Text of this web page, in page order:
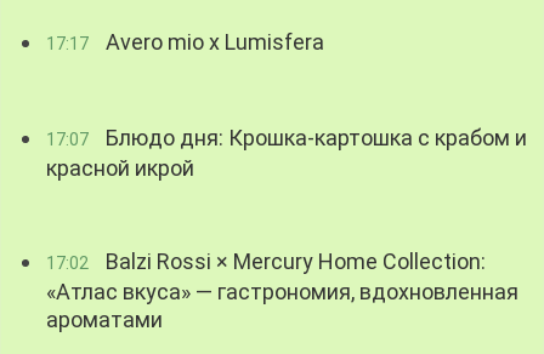
17:17 Avero mio x Lumisfera
17:07
Блюдо дня: Крошка-картошка с крабом и
красной икрой
17:02
Balzi Rossi × Mercury Home Collection:
«Атлас вкуса» — гастрономия, вдохновленная
ароматами